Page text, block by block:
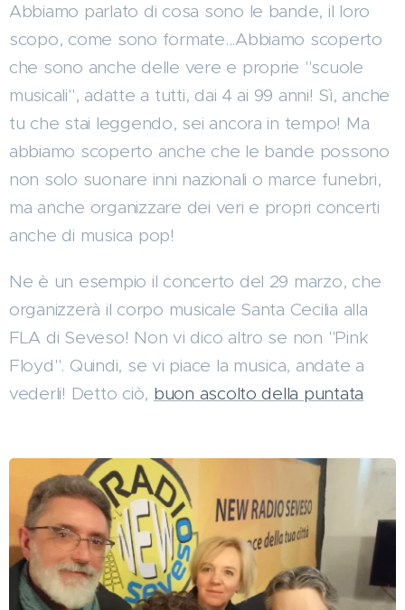
Abbiamo parlato di cosa sono le bande, il loro
scopo, come sono formate...Abbiamo scoperto
che sono anche delle vere e proprie "scuole
musicali", adatte a tutti, dai 4 ai 99 anni! Sì, anche
tu che stai leggendo, sei ancora in tempo! Ma
abbiamo scoperto anche che le bande possono
non solo suonare inni nazionali o marce funebri,
ma anche organizzare dei veri e propri concerti
anche di musica pop!
Ne è un esempio il concerto del 29 marzo, che
organizzerà il corpo musicale Santa Cecilia alla
FLA di Seveso! Non vi dico altro se non "Pink
Floyd". Quindi, se vi piace la musica, andate a
vederli! Detto ciò, buon ascolto della puntata